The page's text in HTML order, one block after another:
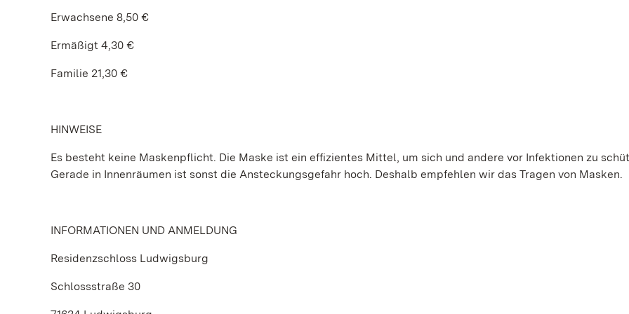
Erwachsene 8,50 €
Ermäßigt 4,30 €
Familie 21,30 €
HINWEISE
Es besteht keine Maskenpflicht. Die Maske ist ein effizientes Mittel, um sich und andere vor Infektionen zu
Gerade in Innenräumen ist sonst die Ansteckungsgefahr hoch. Deshalb empfehlen wir das Tragen von Masken.
INFORMATIONEN UND ANMELDUNG
Residenzschloss Ludwigsburg
Schlossstraße 30